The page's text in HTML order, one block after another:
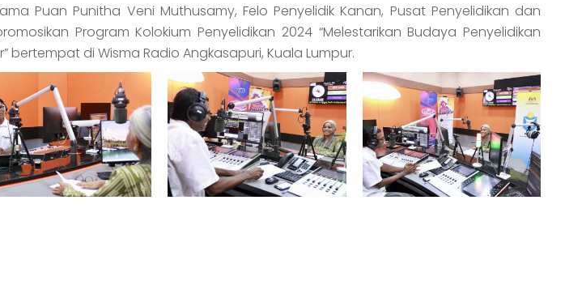
Puan Punitha Veni Muthusamy, Felo Penyelidik Kanan, Pusat Penyelidikan dan
Program Kolokium Penyelidikan 2024 “Melestarikan Budaya Penyelidikan
bertempat di Wisma Radio Angkasapuri, Kuala Lumpur.